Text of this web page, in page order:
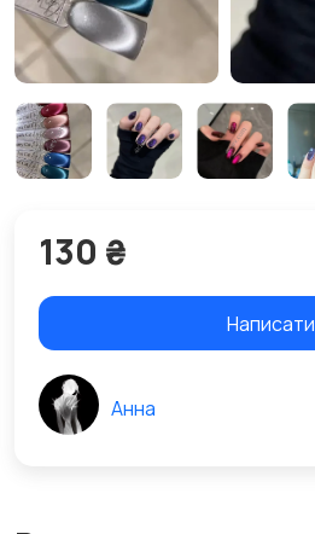
130 ₴
Написати
Анна